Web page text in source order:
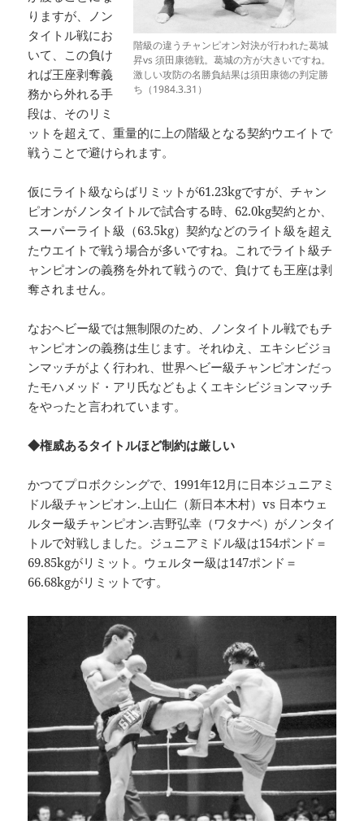
階級の違うチャンピオン対決が行われた葛城
昇vs 須田康徳戦。葛城の方が大きいですね。
激しい攻防の名勝負結果は須田康徳の判定勝
ち（1984.3.31）
りますが、ノン
タイトル戦にお
いて、この負け
れば王座剥奪義
務から外れる手
段は、そのリミ
ットを超えて、重量的に上の階級となる契約ウエイトで
戦うことで避けられます。
仮にライト級ならばリミットが61.23kgですが、チャン
ピオンがノンタイトルで試合する時、62.0kg契約とか、
スーパーライト級（63.5kg）契約などのライト級を超え
たウエイトで戦う場合が多いですね。これでライト級チ
ャンピオンの義務を外れて戦うので、負けても王座は剥
奪されません。
なおヘビー級では無制限のため、ノンタイトル戦でもチ
ャンピオンの義務は生じます。それゆえ、エキシビジョ
ンマッチがよく行われ、世界ヘビー級チャンピオンだっ
たモハメッド・アリ氏などもよくエキシビジョンマッチ
をやったと言われています。
◆権威あるタイトルほど制約は厳しい
かつてプロボクシングで、1991年12月に日本ジュニアミ
ドル級チャンピオン.上山仁（新日本木村）vs 日本ウェ
ルター級チャンピオン.吉野弘幸（ワタナベ）がノンタイ
トルで対戦しました。ジュニアミドル級は154ポンド＝
69.85kgがリミット。ウェルター級は147ポンド＝
66.68kgがリミットです。